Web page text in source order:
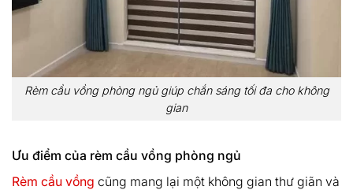
Rèm cầu vồng phòng ngủ giúp chắn sáng tối đa cho không
gian
Ưu điểm của rèm cầu vồng phòng ngủ
Rèm cầu vồng cũng mang lại một không gian thư giãn và